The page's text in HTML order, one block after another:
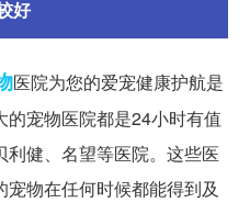
好
医院为您的爱宠健康护航是
宠物医院都是24小时有值
健、名望等医院。这些医
物在任何时候都能得到及